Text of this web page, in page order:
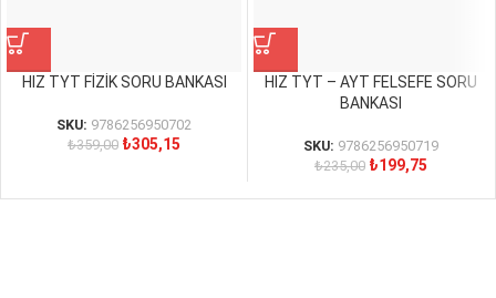
HIZ TYT FİZİK SORU BANKASI
SKU: 9786256950702
₺359,00 ₺305,15
HIZ TYT – AYT FELSEFE SORU
BANKASI
SKU: 9786256950719
₺235,00 ₺199,75